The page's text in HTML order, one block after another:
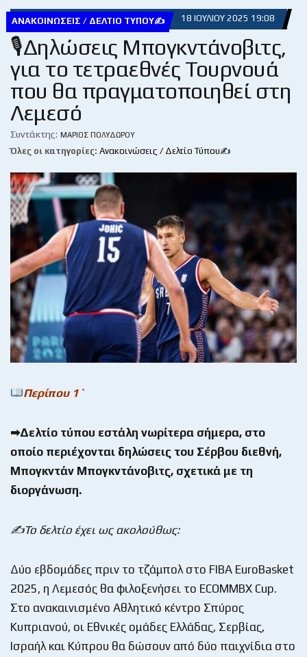
ΑΝΑΚΟΙΝΏΣΕΙΣ / ΔΕΛΤΊΟ ΤΎΠΟΥ✍ 18 ΙΟΥΛΊΟΥ 2025 19:08
🎙Δηλώσεις Μπογκντάνοβιτς,
για το τετραεθνές Τουρνουά
που θα πραγματοποιηθεί στη
Λεμεσό
Συντάκτης: ΜΆΡΙΟΣ ΠΟΛΥΔΏΡΟΥ
Όλες οι κατηγορίες: Ανακοινώσεις / Δελτίο Τύπου✍
Περίπου 1`
➡Δελτίο τύπου εστάλη νωρίτερα σήμερα, στο
οποίο περιέχονται δηλώσεις του Σέρβου διεθνή,
Μπογκντάν Μπογκντάνοβιτς, σχετικά με τη
διοργάνωση.
✍Το δελτίο έχει ως ακολούθως:
Δύο εβδομάδες πριν το τζάμπολ στο FIBA EuroBasket
2025, η Λεμεσός θα φιλοξενήσει το ECOMMBX Cup.
Στο ανακαινισμένο Αθλητικό κέντρο Σπύρος
Κυπριανού, οι Εθνικές ομάδες Ελλάδας, Σερβίας,
Ισραήλ και Κύπρου θα δώσουν από δύο παιχνίδια στο